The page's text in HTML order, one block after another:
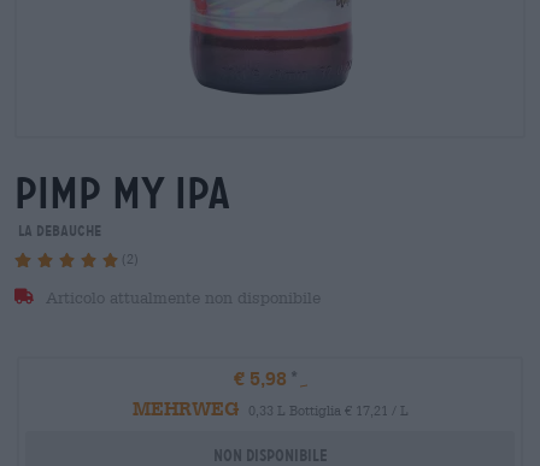
pimp my ipa
La Debauche
(2)
Articolo attualmente non disponibile
€ 5,98
MEHRWEG
0,33 L Bottiglia € 17,21 / L
Non disponibile